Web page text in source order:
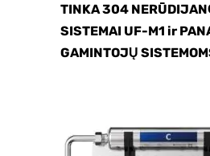
TINKA 304
SISTEMAI UF-M1 ir
GAMINTOJŲ